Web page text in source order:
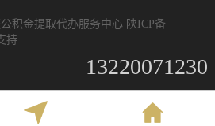
积金提取代办服务中心 陕ICP备
持
13220071230